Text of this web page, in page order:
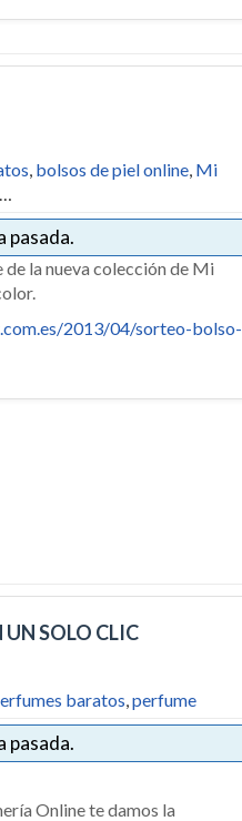
, bolsos de piel online, Mi
pasada.
la nueva colección de Mi
2013/04/sorteo-bolso-
SOLO CLIC
baratos,perfume
pasada.
Online te damos la